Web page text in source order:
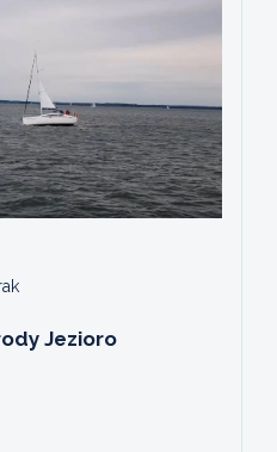
Jezioro